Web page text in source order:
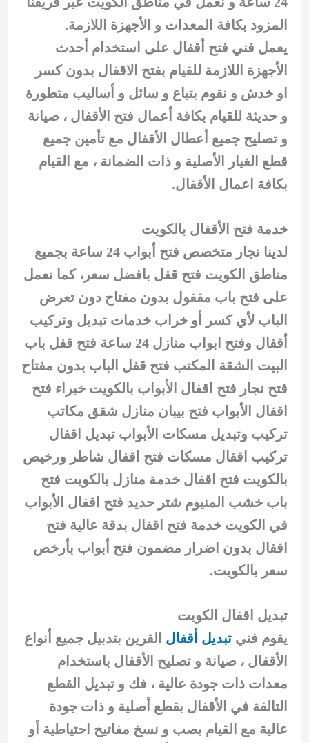
المزود بكافة المعدات و الأجهزة اللازمة.
يعمل فني فتح أقفال على استخدام أحدث
الأجهزة اللازمة للقيام بفتح الاقفال بدون كسر
او خدش و نقوم بتباع و سائل و أساليب متطورة
و حديثة للقيام بكافة أعمال فتح الأقفال ، صيانة
و تصليح جميع أعطال الأقفال مع تأمين جميع
قطع الغيار الأصلية و ذات الضمانة ، مع القيام
بكافة اعمال الأقفال.
خدمة فتح الأقفال بالكويت
لدينا نجار متخصص فتح أبواب 24 ساعة بجميع
مناطق الكويت فتح قفل بافضل سعر، كما نعمل
على فتح باب مقفول بدون مفتاح دون تعرض
الباب لأي كسر أو خراب خدمات تبديل وتركيب
أقفال وفتح ابواب منازل 24 ساعة فتح قفل باب
البيت الشقة المكتب فتح قفل الباب بدون مفتاح
فتح نجار فتح اقفال الأبواب بالكويت خبراء فتح
اقفال الأبواب فتح بيبان منازل شقق مكاتب
تركيب وتبديل مسكات الأبواب تبديل اقفال
تركيب اقفال مسكات فتح اقفال شاطر ورخيص
بالكويت فتح اقفال خدمة منازل بالكويت فتح
باب خشب المنيوم شتر حديد فتح اقفال الأبواب
في الكويت خدمة فتح اقفال بدقة عالية فتح
اقفال بدون اضرار مضمون فتح أبواب بأرخص
سعر بالكويت.
تبديل اقفال الكويت
يقوم فني تبديل أقفال القرين بتدبيل جميع أنواع
الأقفال ، صيانة و تصليح الأقفال باستخدام
معدات ذات جودة عالية ، فك و تبديل القطع
التالفة في الأقفال بقطع أصلية و ذات جودة
عالية مع القيام بصب و نسخ مفاتيح احتياطية أو